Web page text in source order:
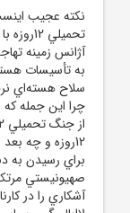
نکته عجيب
آژانس زمينه
به تأسيسات
سلاح هسته‌اي
چرا اين جمله
12روزه و چه
براي رسيدن به
صهيونيستي
آشکاري را در